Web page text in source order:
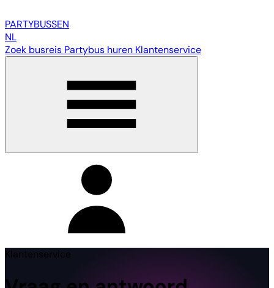
PARTYBUSSEN
NL
Zoek busreis Partybus huren Klantenservice
Klantenservice